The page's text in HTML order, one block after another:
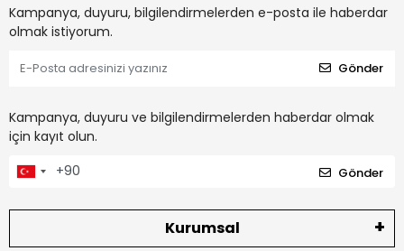
Kampanya, duyuru, bilgilendirmelerden e-posta ile haberdar
olmak istiyorum.
Gönder
Kampanya, duyuru ve bilgilendirmelerden haberdar olmak
için kayıt olun.
Gönder
Kurumsal